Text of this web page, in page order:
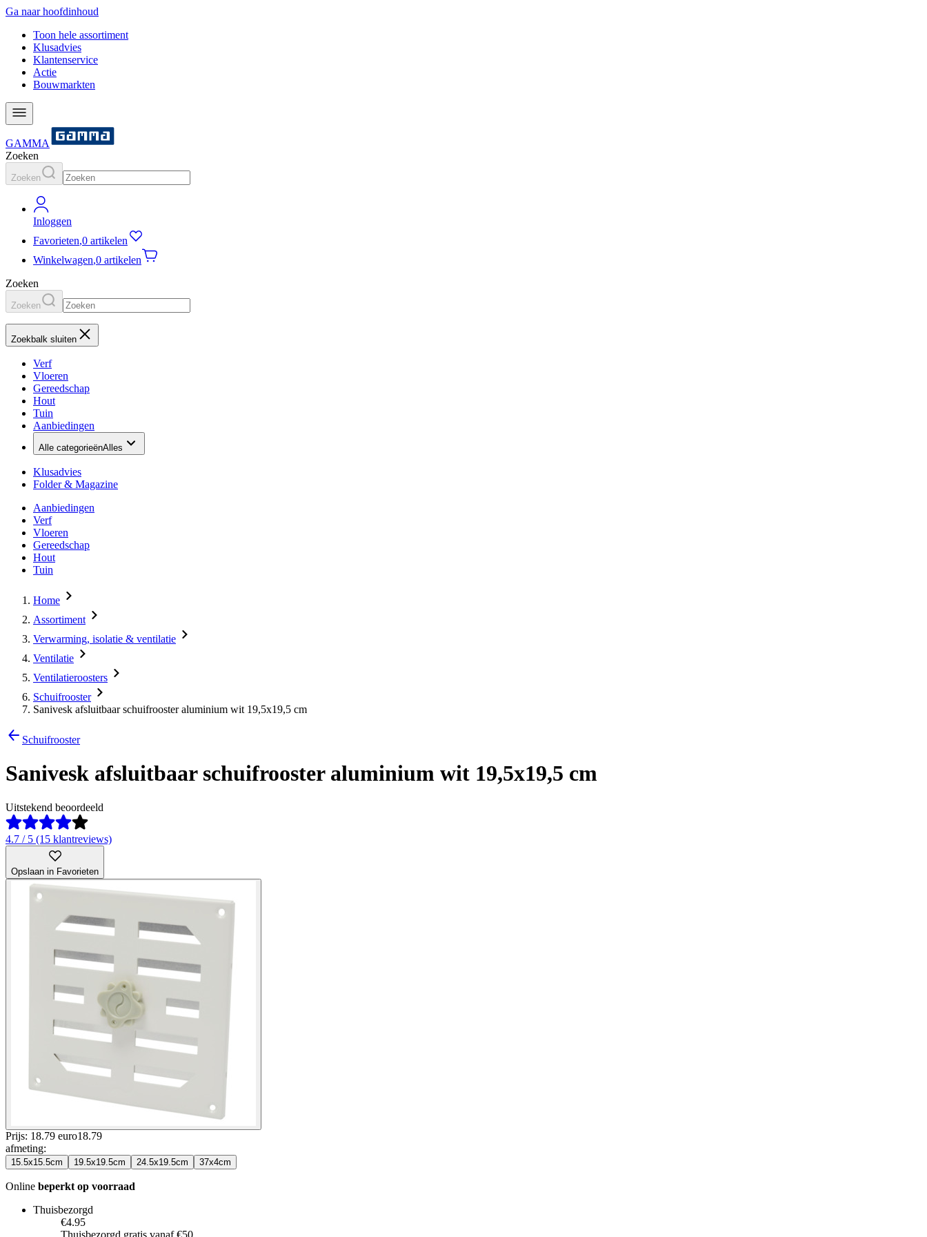
Ga naar hoofdinhoud
Toon hele assortiment
Klusadvies
Klantenservice
Actie
Bouwmarkten
GAMMA
Zoeken
Zoeken
Inloggen
Favorieten,0 artikelen
Winkelwagen,0 artikelen
Zoeken
Zoeken
Zoekbalk sluiten
Verf
Vloeren
Gereedschap
Hout
Tuin
Aanbiedingen
Alle categorieënAlles
Klusadvies
Folder & Magazine
Aanbiedingen
Verf
Vloeren
Gereedschap
Hout
Tuin
Home
Assortiment
Verwarming, isolatie & ventilatie
Ventilatie
Ventilatieroosters
Schuifrooster
Sanivesk afsluitbaar schuifrooster aluminium wit 19,5x19,5 cm
Schuifrooster
Sanivesk afsluitbaar schuifrooster aluminium wit 19,5x19,5 cm
Uitstekend beoordeeld
4.7 / 5 (15 klantreviews)
Opslaan in Favorieten
Prijs: 18.79 euro18.79
afmeting:
15.5x15.5cm 19.5x19.5cm 24.5x19.5cm 37x4cm
Online beperkt op voorraad
Thuisbezorgd
€4.95
Thuisbezorgd gratis vanaf €50